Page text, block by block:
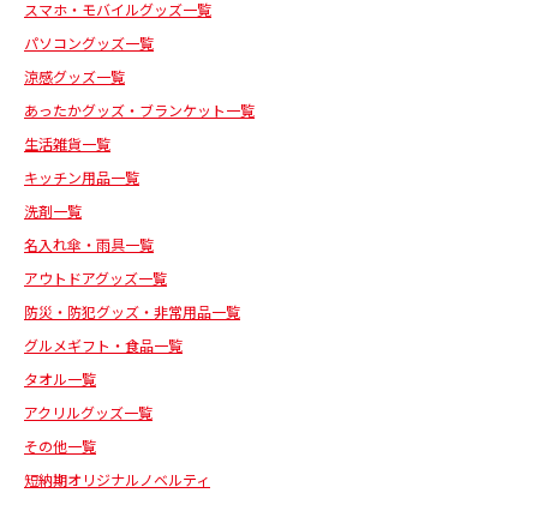
スマホ・モバイルグッズ一覧
パソコングッズ一覧
涼感グッズ一覧
あったかグッズ・ブランケット一覧
生活雑貨一覧
キッチン用品一覧
洗剤一覧
名入れ傘・雨具一覧
アウトドアグッズ一覧
防災・防犯グッズ・非常用品一覧
グルメギフト・食品一覧
タオル一覧
アクリルグッズ一覧
その他一覧
短納期オリジナルノベルティ